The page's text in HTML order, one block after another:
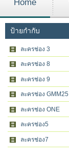
Home
ป้ายกำกับ
ละครช่อง 3
ละครช่อง 8
ละครช่อง 9
ละครช่อง GMM25
ละครช่อง ONE
ละครช่อง5
ละครช่อง7